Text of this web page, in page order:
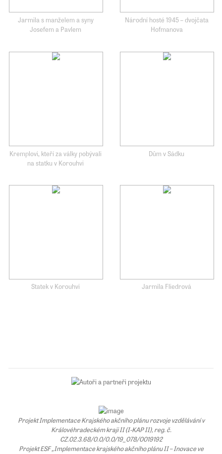
Jarmila s manželem a syny
Josefem a Pavlem
Národní hosté 1945 – dvojčata
Hofmanova
Kremplovi, kteří za války pobývali
na statku v Korouhvi
Dům v Sádku
Statek v Korouhvi Jarmila Fliedrová
Projekt Implementace Krajského akčního plánu rozvoje vzdělávání v
Královéhradeckém kraji II (I-KAP II), reg. č.
CZ.02.3.68/0.0/0.0/19_078/0019192
Projekt ESF „Implementace krajského akčního plánu II – Inovace ve